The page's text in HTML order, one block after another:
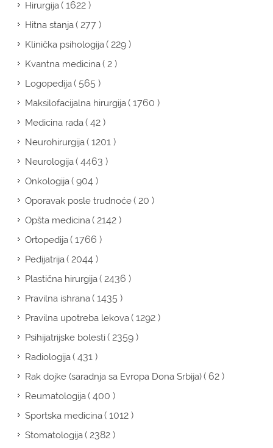
Hirurgija( 1622 )
Hitna stanja( 277 )
Klinička psihologija( 229 )
Kvantna medicina( 2 )
Logopedija( 565 )
Maksilofacijalna hirurgija( 1760 )
Medicina rada( 42 )
Neurohirurgija( 1201 )
Neurologija( 4463 )
Onkologija( 904 )
Oporavak posle trudnoće( 20 )
Opšta medicina( 2142 )
Ortopedija( 1766 )
Pedijatrija( 2044 )
Plastična hirurgija( 2436 )
Pravilna ishrana( 1435 )
Pravilna upotreba lekova( 1292 )
Psihijatrijske bolesti( 2359 )
Radiologija( 431 )
Rak dojke (saradnja sa Evropa Dona Srbija)( 62 )
Reumatologija( 400 )
Sportska medicina( 1012 )
Stomatologija( 2382 )